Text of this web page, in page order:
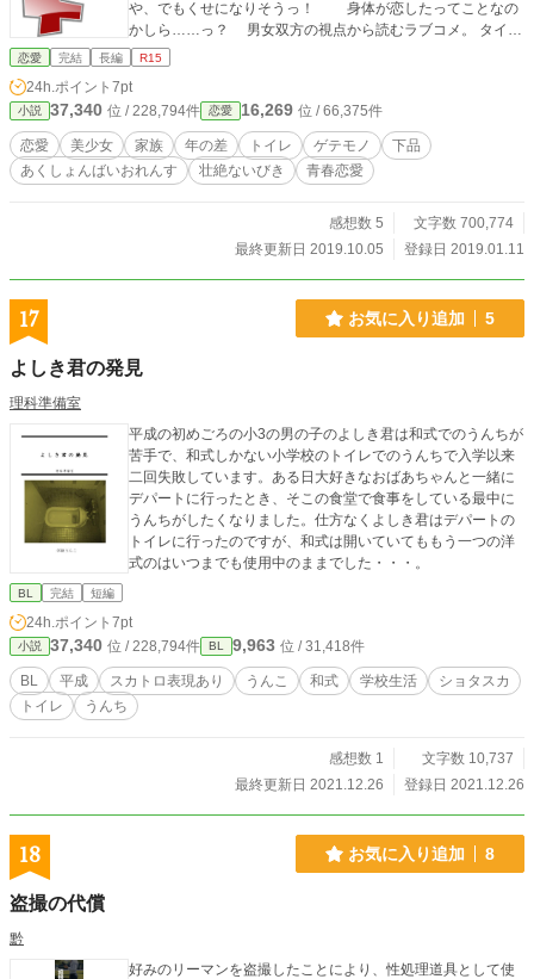
や、でもくせになりそうっ！ 身体が恋したってことなの
かしら……っ？ 男女双方の視点から読むラブコメ。 タイト
ル変更しました！！ 前タイトル《 恐怖顔男が惚れたのは、
恋愛 完結 長編 R15
24h.ポイント 7pt
小説 37,340 位 / 228,794件 恋愛 16,269 位 / 66,375件
恋愛 美少女 家族 年の差 トイレ ゲテモノ
下品
あくしょんばいおれんす
壮絶ないびき 青春恋愛
感想数 5
文字数 700,774
最終更新日 2019.10.05
登録日 2019.01.11
17 お気に入り追加 5
よしき君の発見
理科準備室
平成の初めごろの小3の男の子のよしき君は和式でのうんちが
苦手で、和式しかない小学校のトイレでのうんちで入学以来
二回失敗しています。ある日大好きなおばあちゃんと一緒に
デパートに行ったとき、そこの食堂で食事をしている最中に
うんちがしたくなりました。仕方なくよしき君はデパートの
トイレに行ったのですが、和式は開いていてももう一つの洋
式のはいつまでも使用中のままでした・・・。
BL 完結 短編
24h.ポイント 7pt
小説 37,340 位 / 228,794件 BL 9,963 位 / 31,418件
BL 平成 スカトロ表現あり うんこ 和式 学校生活
ショタスカ
トイレ
うんち
感想数 1
文字数 10,737
最終更新日 2021.12.26
登録日 2021.12.26
18 お気に入り追加 8
盗撮の代償
黔
好みのリーマンを盗撮したことにより、性処理道具として使